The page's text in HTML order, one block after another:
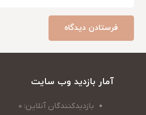
فرستادن دیدگاه
آمار بازدید وب سایت
بازدیدکنندگان آنلاین: 0